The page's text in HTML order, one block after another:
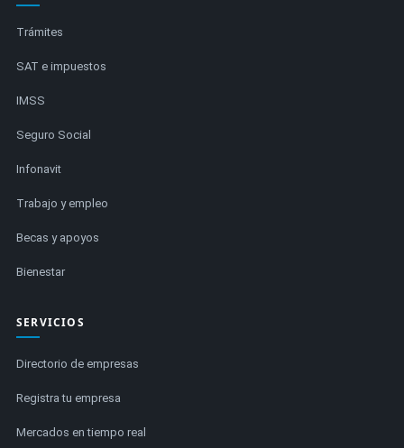
Trámites
SAT e impuestos
IMSS
Seguro Social
Infonavit
Trabajo y empleo
Becas y apoyos
Bienestar
SERVICIOS
Directorio de empresas
Registra tu empresa
Mercados en tiempo real